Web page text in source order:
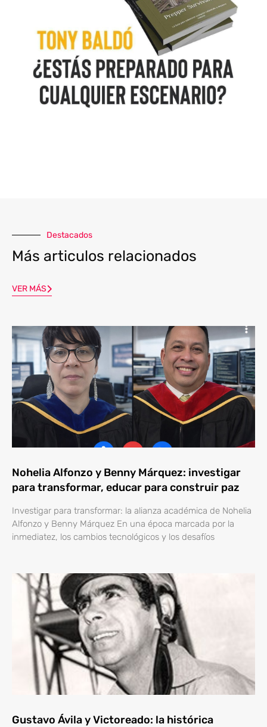
Destacados
Más articulos relacionados
VER MÁS
Nohelia Alfonzo y Benny Márquez: investigar
para transformar, educar para construir paz
Investigar para transformar: la alianza académica de Nohelia
Alfonzo y Benny Márquez En una época marcada por la
inmediatez, los cambios tecnológicos y los desafíos
Gustavo Ávila y Victoreado: la histórica